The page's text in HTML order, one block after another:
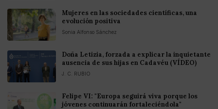
Mujeres en las sociedades científicas, una
evolución positiva
Sonia Alfonso Sánchez
Doña Letizia, forzada a explicar la inquietante
ausencia de sus hijas en Cadavéu (VÍDEO)
J. C. RUBIO
Felipe VI: "Europa seguirá viva porque los
jóvenes continuarán fortaleciéndola"